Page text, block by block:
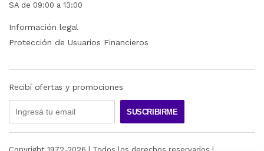
SA de 09:00 a 13:00
Información legal
Protección de Usuarios Financieros
Recibí ofertas y promociones
SUSCRIBIRME